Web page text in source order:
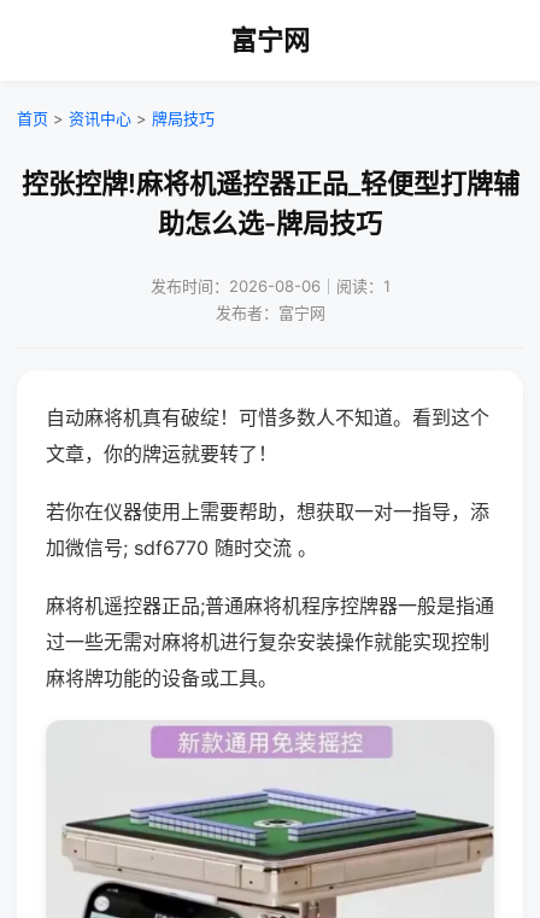
富宁网
首页 > 资讯中心 > 牌局技巧
控张控牌!麻将机遥控器正品_轻便型打牌辅
助怎么选-牌局技巧
发布时间：2026-08-06｜阅读：1
发布者：富宁网
自动麻将机真有破绽！可惜多数人不知道。看到这个
文章，你的牌运就要转了！
若你在仪器使用上需要帮助，想获取一对一指导，添
加微信号; sdf6770 随时交流 。
麻将机遥控器正品;普通麻将机程序控牌器一般是指通
过一些无需对麻将机进行复杂安装操作就能实现控制
麻将牌功能的设备或工具。